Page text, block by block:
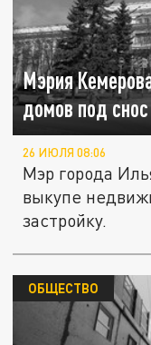
Мэрия
домов под снос
26 ИЮЛЯ 08:06
Мэр города
выкупе
застройку.
ОБЩЕСТВО